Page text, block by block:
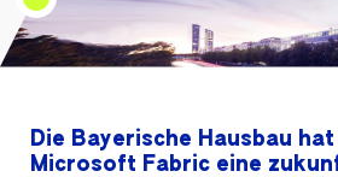
Die Bayerische Hausbau
Microsoft Fabric eine